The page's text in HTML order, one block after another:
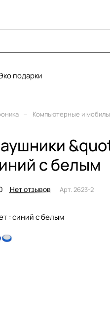
подарки
Компьютерные и
с белым
Нет отзывов Арт. 2623-2
:синий с белым